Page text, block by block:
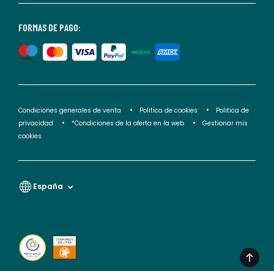
nuestra
de
privacidad</2>.
FORMAS DE PAGO:
Condiciones generales de venta Politica de cookies
Politica de
privacidad
*Condiciones de la oferta en la web
Gestionar mis
cookies
España